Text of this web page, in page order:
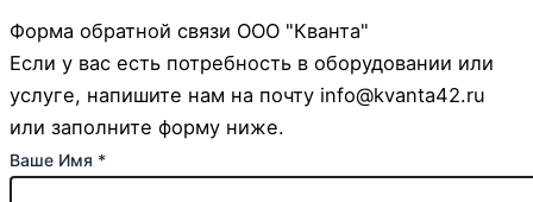
Форма обратной связи ООО "Кванта"
Если у вас есть потребность в оборудовании или
услуге, напишите нам на почту info@kvanta42.ru
или заполните форму ниже.
Ваше Имя *